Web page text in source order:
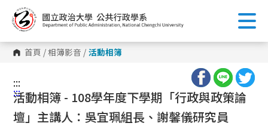
到
主
內
容 首頁 /相簿影音 / 活動相簿
:::
:::
活動相簿 - 108學年度下學期「行政與政策論
壇」主講人：吳宜珮組長、謝馨儀研究員